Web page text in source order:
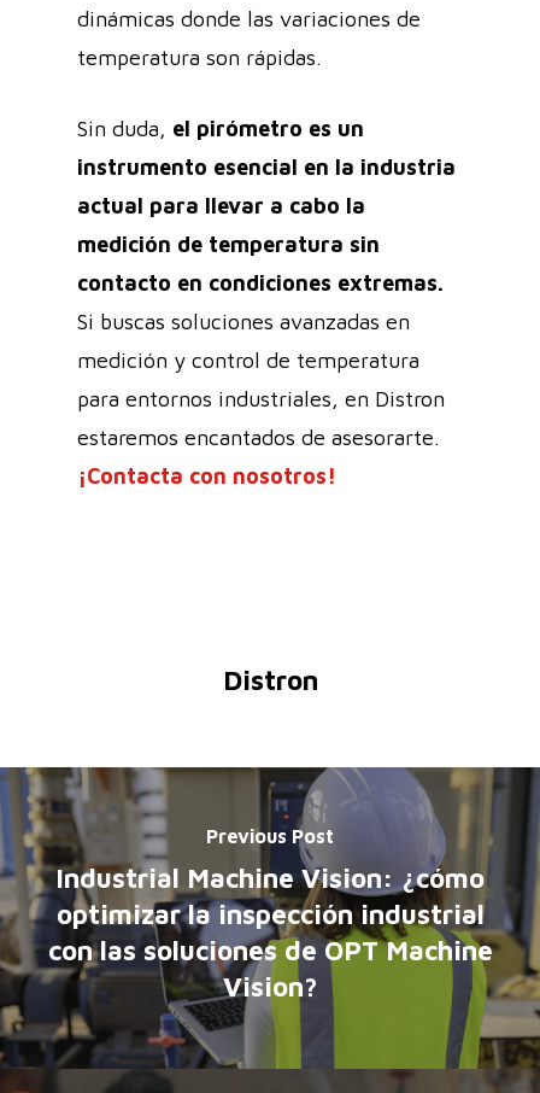
dinámicas donde las variaciones de
temperatura son rápidas.
Sin duda, el pirómetro es un
instrumento esencial en la industria
actual para llevar a cabo la
medición de temperatura sin
contacto en condiciones extremas.
Si buscas soluciones avanzadas en
medición y control de temperatura
para entornos industriales, en Distron
estaremos encantados de asesorarte.
¡Contacta con nosotros!
Distron
Previous Post
Industrial Machine Vision: ¿cómo
optimizar la inspección industrial
con las soluciones de OPT Machine
Vision?